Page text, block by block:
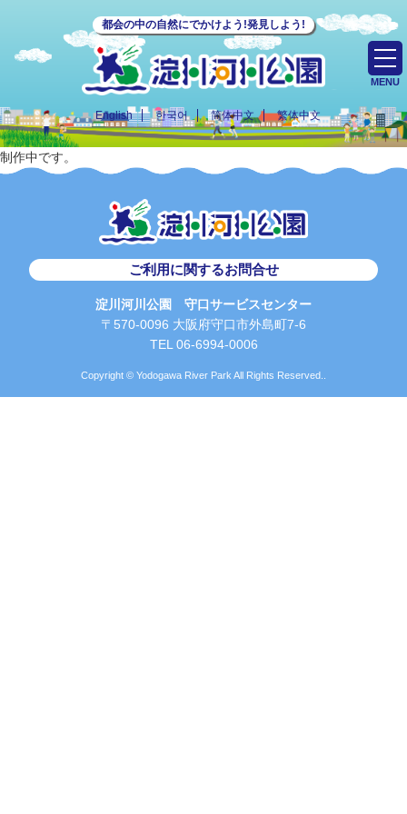
都会の中の自然にでかけよう!発見しよう!
English 한국어 简体中文 繁体中文
MENU
制作中です。
ご利用に関するお問合せ
淀川河川公園 守口サービスセンター
〒570-0096 大阪府守口市外島町7-6
TEL 06-6994-0006
Copyright © Yodogawa River Park All Rights Reserved..